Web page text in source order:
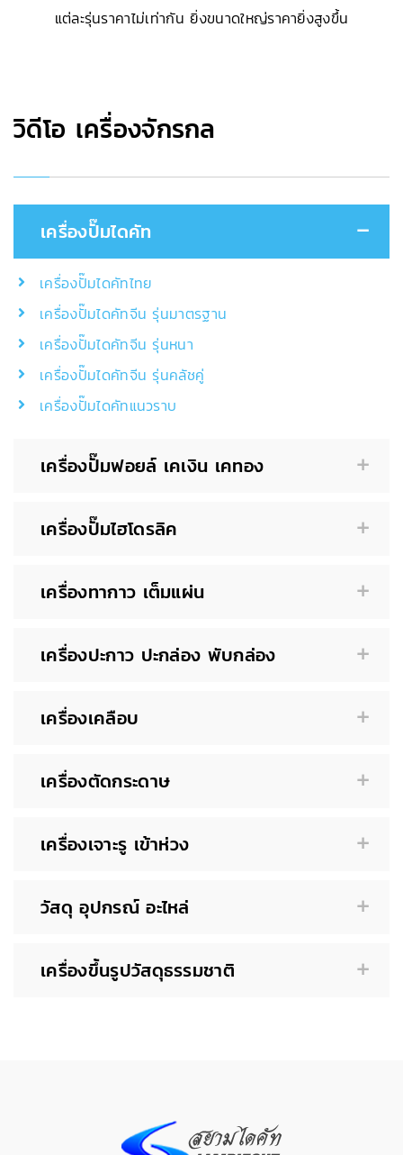
แต่ละรุ่นราคาไม่เท่ากัน ยิ่งขนาดใหญ่ราคายิ่งสูงขึ้น
วิดีโอ เครื่องจักรกล
เครื่องปั๊มไดคัท
เครื่องปั๊มไดคัทไทย
เครื่องปั๊มไดคัทจีน รุ่นมาตรฐาน
เครื่องปั๊มไดคัทจีน รุ่นหนา
เครื่องปั๊มไดคัทจีน รุ่นคลัชคู่
เครื่องปั๊มไดคัทแนวราบ
เครื่องปั๊มฟอยล์ เคเงิน เคทอง
เครื่องปั๊มไฮโดรลิค
เครื่องทากาว เต็มแผ่น
เครื่องปะกาว ปะกล่อง พับกล่อง
เครื่องเคลือบ
เครื่องตัดกระดาษ
เครื่องเจาะรู เข้าห่วง
วัสดุ อุปกรณ์ อะไหล่
เครื่องขึ้นรูปวัสดุธรรมชาติ